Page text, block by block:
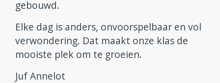
gebouwd.
Elke dag is anders, onvoorspelbaar en vol
verwondering. Dat maakt onze klas de
mooiste plek om te groeien.
Juf Annelot